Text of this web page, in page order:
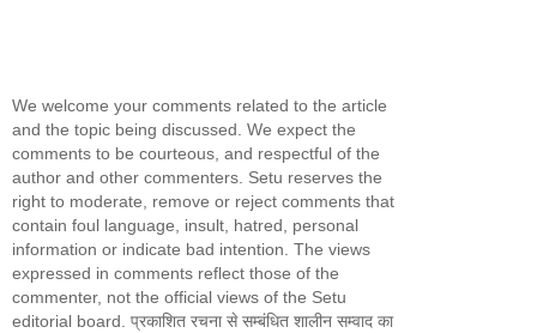
We welcome your comments related to the article
and the topic being discussed. We expect the
comments to be courteous, and respectful of the
author and other commenters. Setu reserves the
right to moderate, remove or reject comments that
contain foul language, insult, hatred, personal
information or indicate bad intention. The views
expressed in comments reflect those of the
commenter, not the official views of the Setu
editorial board. प्रकाशित रचना से सम्बंधित शालीन सम्वाद का